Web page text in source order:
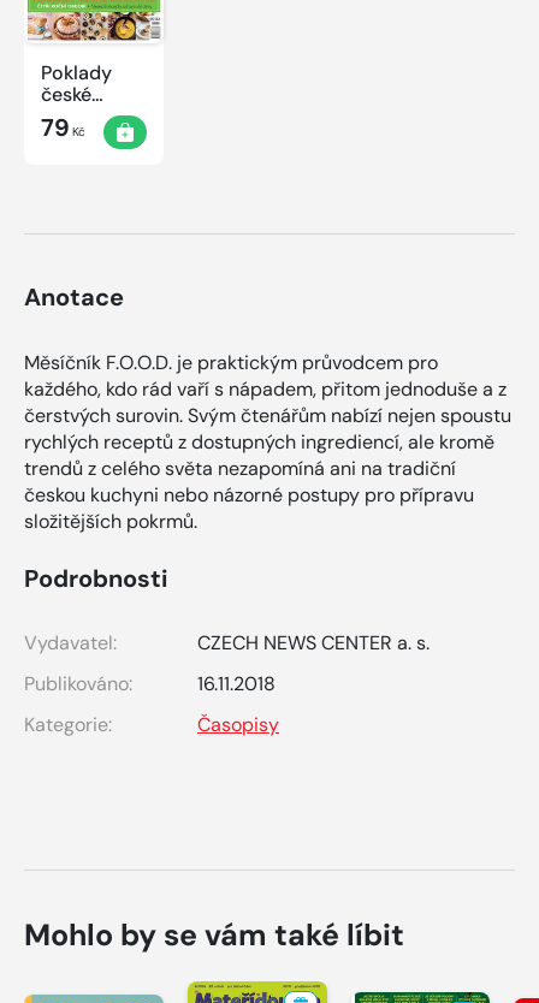
Poklady
české
kuchyně
79 Kč
Anotace
Měsíčník F.O.O.D. je praktickým průvodcem pro
každého, kdo rád vaří s nápadem, přitom jednoduše a z
čerstvých surovin. Svým čtenářům nabízí nejen spoustu
rychlých receptů z dostupných ingrediencí, ale kromě
trendů z celého světa nezapomíná ani na tradiční
českou kuchyni nebo názorné postupy pro přípravu
složitějších pokrmů.
Podrobnosti
Vydavatel:
CZECH NEWS CENTER a. s.
Publikováno:
16.11.2018
Kategorie:
Časopisy
Mohlo by se vám také líbit